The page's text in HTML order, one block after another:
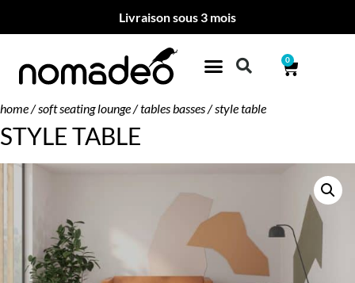
Livraison sous 3 mois
0
home/soft seating lounge/tables basses/ style table
STYLE TABLE